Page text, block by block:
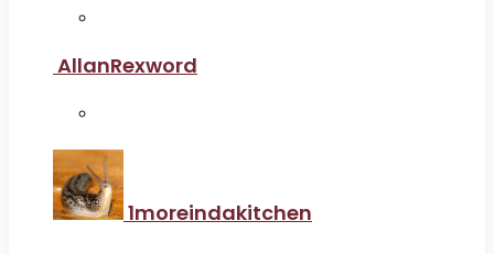
AllanRexword
1moreindakitchen